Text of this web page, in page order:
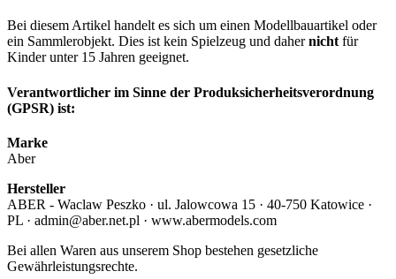
Bei diesem Artikel handelt es sich um einen Modellbauartikel oder
ein Sammlerobjekt. Dies ist kein Spielzeug und dahernicht für
Kinder unter 15 Jahren geeignet.
Verantwortlicher im Sinne der Produksicherheitsverordnung
(GPSR) ist:
Marke
Aber
Hersteller
ABER - Waclaw Peszko · ul. Jalowcowa 15 · 40-750 Katowice ·
PL · admin@aber.net.pl · www.abermodels.com
Bei allen Waren aus unserem Shop bestehen gesetzliche
Gewährleistungsrechte.